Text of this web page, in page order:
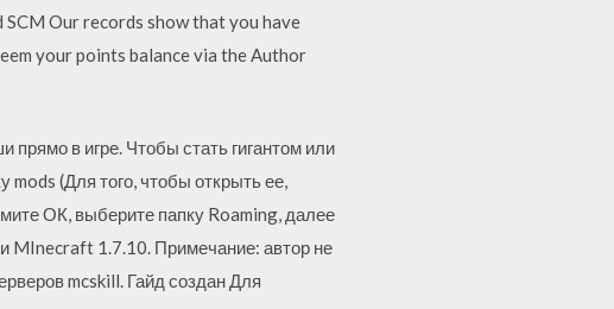
Our records show that you have
your points balance via the Author
в игре. Чтобы стать гигантом или
(Для того, чтобы открыть ее,
ОК, выберите папку Roaming, далее
MInecraft 1.7.10. Примечание: автор не
mcskill. Гайд создан Для